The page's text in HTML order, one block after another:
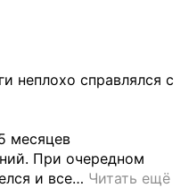
неплохо справлялся с
месяцев
При очередном
и все… Читать ещё